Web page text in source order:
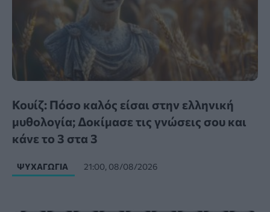
Κουίζ: Πόσο καλός είσαι στην ελληνική
μυθολογία; Δοκίμασε τις γνώσεις σου και
κάνε το 3 στα 3
ΨΥΧΑΓΩΓΊΑ 21:00, 08/08/2026